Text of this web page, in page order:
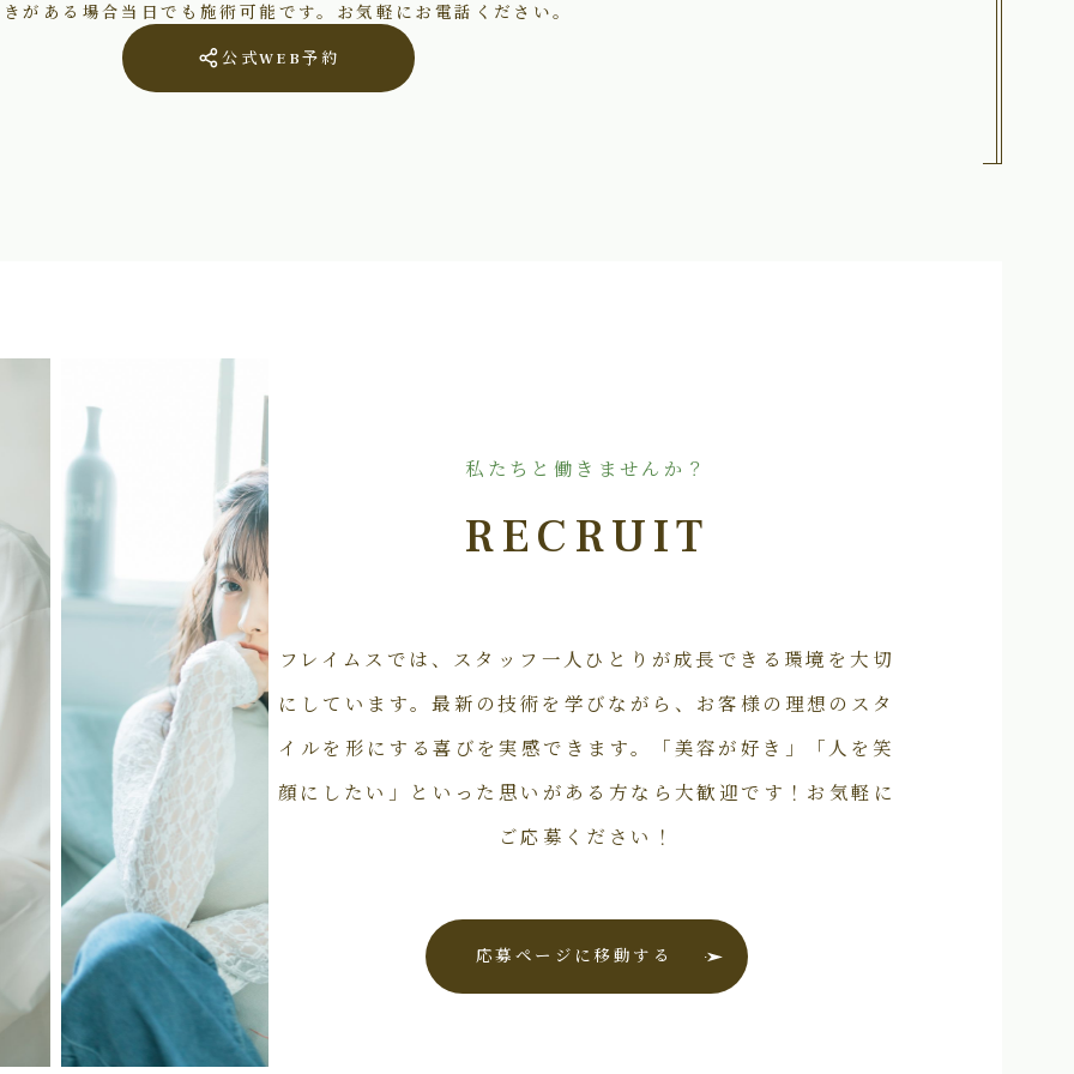
がある場合当日でも施術可能です。お気軽にお電話ください。
公式WEB予約
私たちと働きませんか？
RECRUIT
フレイムスでは、スタッフ一人ひとりが成長できる環境を大切
にしています。最新の技術を学びながら、お客様の理想のスタ
イルを形にする喜びを実感できます。「美容が好き」「人を笑
顔にしたい」といった思いがある方なら大歓迎です！お気軽に
ご応募ください！
応募ページに移動する